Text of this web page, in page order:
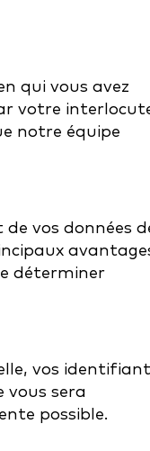
qui vous avez
votre
notre équipe
vos données
déterminer
vos
vous sera
possible.